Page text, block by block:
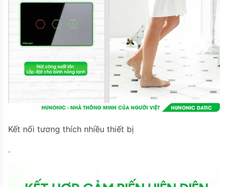
Kết nối tương thích nhiều thiết bị
.